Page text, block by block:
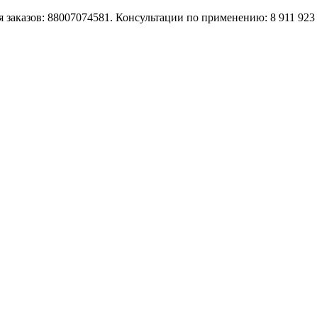
88007074581. Консультации по применению: 8 911 923